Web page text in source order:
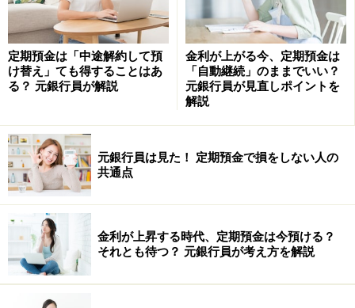
ラスαのサービス等も直接交渉だからこそ得られるもの
も多くあります。昨今では予約詐欺のような行為も横行
していることもあり、直接、顔を合わせての交渉は重要
なポイントになりますよ。
顔を合わせていないサイトからの予約の場合、私達にと
っては比較的に気楽にキャンセルできるのがメリットな
のですが、お店にとってはデメリットでありリスクにな
ると言うことを忘れてはなりません。
総合すると、一番良いのは、自分の良く行く店で交渉を
することだと言えるのではないでしょうか？既に信頼関
係が築かれていますので、お互いに交渉しやすくなりま
す。より満足のいく飲み会に近づけることが可能になり
定期預金は「中途解約して預
け替え」ても得することはあ
る？ 元銀行員が解説
金利が上がる今、定期預金は
「自動継続」のままでいい？
元銀行員が見直しポイントを
解説
元銀行員は見た！ 定期預金で損をしない人の
共通点
金利が上昇する時代、定期預金は今預ける？
それとも待つ？ 元銀行員が考え方を解説